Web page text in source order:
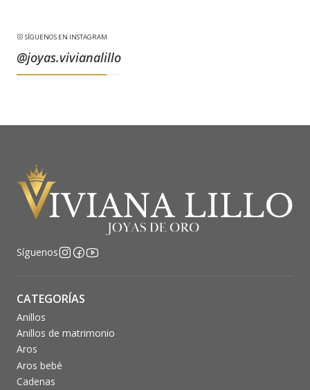
SÍGUENOS EN INSTAGRAM
@joyas.vivianalillo
Síguenos
CATEGORÍAS
Anillos
Anillos de matrimonio
Aros
Aros bebé
Cadenas